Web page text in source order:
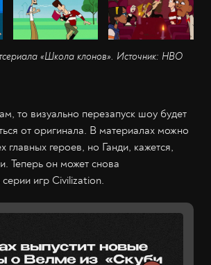
«Школа клонов». Источник: HBO
то визуально перезапуск шоу будет
от оригинала. В материалах можно
главных героев, но Ганди, кажется,
Теперь он может снова
серии игр Civilization.